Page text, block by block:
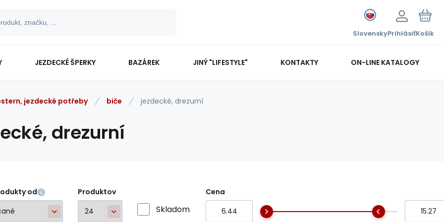
SlovenskyPrihlásiťKošík
JEZDECKÉ ŠPERKY BAZÁREK JINÝ "LIFESTYLE" KONTAKTY ON-LINE KATALOGY
jezdecké potřeby biče jezdecké, drezurní
drezurní
od Produktov
Skladom
Cena